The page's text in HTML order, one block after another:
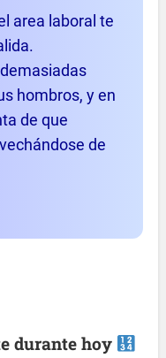
area laboral te
hombros, y en
de que
de
durante hoy